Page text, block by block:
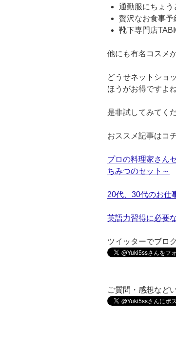
通勤服にちょ
贅沢なお食事予
靴下専門店
他にも有名コスメ
どうせネットショ
ほうがお得ですよね
是非試してみてく
おススメ記事はコ
プロの料理家さん
ちみつのセット～
20代、30代のお仕
英語力習得に必要
ツイッターでブロ
ご質問・感想など